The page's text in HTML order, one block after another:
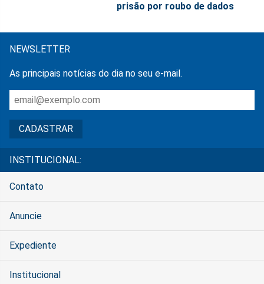
prisão por roubo de dados
NEWSLETTER
As principais notícias do dia no seu e-mail.
INSTITUCIONAL:
Contato
Anuncie
Expediente
Institucional